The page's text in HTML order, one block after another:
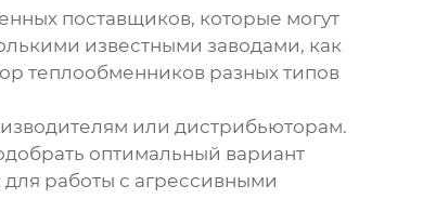
поставщиков, которые могут
известными заводами, как
теплообменников разных типов
или дистрибьюторам.
оптимальный вариант
работы с агрессивными